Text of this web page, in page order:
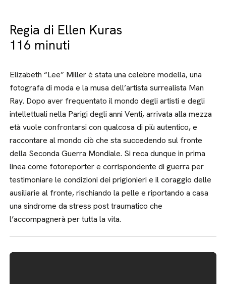
Regia di Ellen Kuras
116 minuti
Elizabeth “Lee” Miller è stata una celebre modella, una
fotografa di moda e la musa dell’artista surrealista Man
Ray. Dopo aver frequentato il mondo degli artisti e degli
intellettuali nella Parigi degli anni Venti, arrivata alla mezza
età vuole confrontarsi con qualcosa di più autentico, e
raccontare al mondo ciò che sta succedendo sul fronte
della Seconda Guerra Mondiale. Si reca dunque in prima
linea come fotoreporter e corrispondente di guerra per
testimoniare le condizioni dei prigionieri e il coraggio delle
ausiliarie al fronte, rischiando la pelle e riportando a casa
una sindrome da stress post traumatico che
l’accompagnerà per tutta la vita.